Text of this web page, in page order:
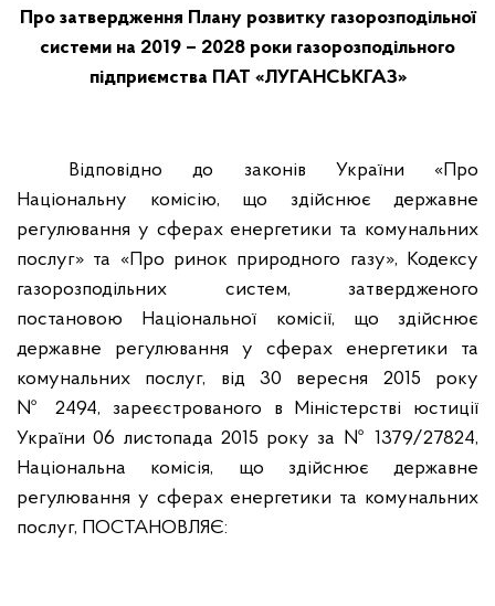
Про затвердження Плану розвитку газорозподільної
системи на 2019 – 2028 роки газорозподільного
підприємства ПАТ «ЛУГАНСЬКГАЗ»
Відповідно до законів України «Про
Національну комісію, що здійснює державне
регулювання у сферах енергетики та комунальних
послуг» та «Про ринок природного газу», Кодексу
газорозподільних систем, затвердженого
постановою Національної комісії, що здійснює
державне регулювання у сферах енергетики та
комунальних послуг, від 30 вересня 2015 року
№ 2494, зареєстрованого в Міністерстві юстиції
України 06 листопада 2015 року за № 1379/27824,
Національна комісія, що здійснює державне
регулювання у сферах енергетики та комунальних
послуг, ПОСТАНОВЛЯЄ: